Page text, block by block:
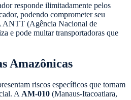
responde ilimitadamente pelos
podendo comprometer seu
ANTT (Agência Nacional de
e pode multar transportadoras que
Amazônicas
riscos específicos que tornam
AAM-010 (Manaus-Itacoatiara,